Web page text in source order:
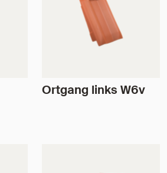
Ortgang links W6v